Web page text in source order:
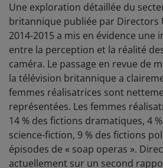
Une exploration détaillée du
britannique publiée par Directors
2014-2015 a mis en évidence
entre la perception et la réalité
caméra. Le passage en revue de
la télévision britannique a
femmes réalisatrices sont
représentées. Les femmes
14 % des fictions dramatiques, 4
science-fiction, 9 % des fictions
épisodes de « soap operas ».
actuellement sur un second